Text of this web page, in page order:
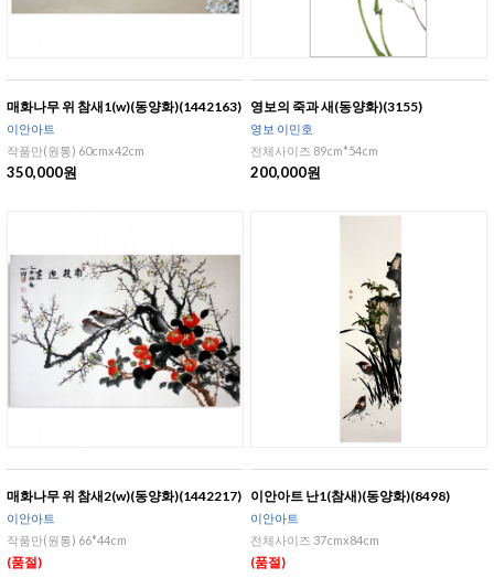
매화나무 위 참새1(w)(동양화)(1442163)
이안아트
작품만(원통) 60cmx42cm
350,000원
영보의 죽과 새(동양화)(3155)
영보 이민호
전체사이즈 89cm*54cm
200,000원
매화나무 위 참새2(w)(동양화)(1442217)
이안아트
작품만(원통) 66*44cm
(품절)
이안아트 난1(참새)(동양화)(8498)
이안아트
전체사이즈 37cmx84cm
(품절)